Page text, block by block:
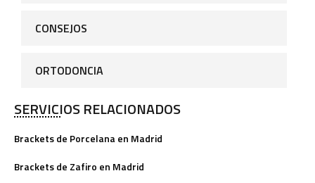
CONSEJOS
ORTODONCIA
SERVICIOS RELACIONADOS
Brackets de Porcelana en Madrid
Brackets de Zafiro en Madrid